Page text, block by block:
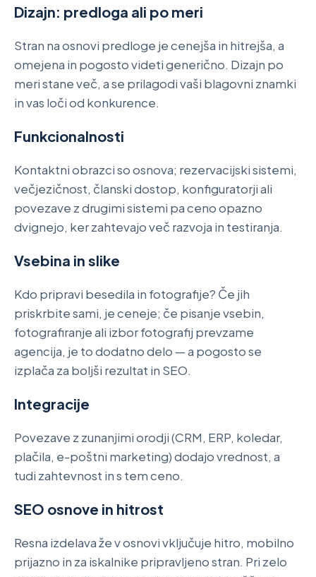
Dizajn: predloga ali po meri
Stran na osnovi predloge je cenejša in hitrejša, a
omejena in pogosto videti generično. Dizajn po
meri stane več, a se prilagodi vaši blagovni znamki
in vas loči od konkurence.
Funkcionalnosti
Kontaktni obrazci so osnova; rezervacijski sistemi,
večjezičnost, članski dostop, konfiguratorji ali
povezave z drugimi sistemi pa ceno opazno
dvignejo, ker zahtevajo več razvoja in testiranja.
Vsebina in slike
Kdo pripravi besedila in fotografije? Če jih
priskrbite sami, je ceneje; če pisanje vsebin,
fotografiranje ali izbor fotografij prevzame
agencija, je to dodatno delo — a pogosto se
izplača za boljši rezultat in SEO.
Integracije
Povezave z zunanjimi orodji (CRM, ERP, koledar,
plačila, e-poštni marketing) dodajo vrednost, a
tudi zahtevnost in s tem ceno.
SEO osnove in hitrost
Resna izdelava že v osnovi vključuje hitro, mobilno
prijazno in za iskalnike pripravljeno stran. Pri zelo